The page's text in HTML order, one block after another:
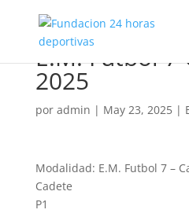
E.M. Futbol 7
2025
por admin | May 23, 2025|
Modalidad: E.M. Futbol 7–
Cadete
P1